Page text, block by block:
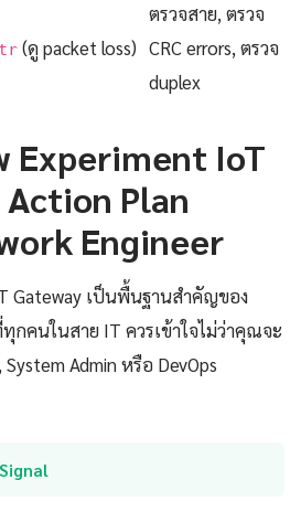
(ดู packet loss)
ตรวจสาย, ตรวจ
CRC errors, ตรวจ
duplex
Experiment IoT
Plan
Engineer
Gateway เป็นพื้นฐานสำคัญของ
กคนในสาย IT ควรเข้าใจไม่ว่าคุณจะ
Admin หรือ DevOps